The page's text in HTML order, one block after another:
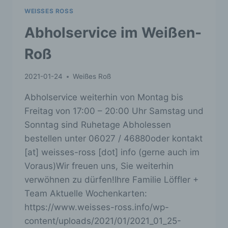
WEISSES ROSS
Abholservice im Weißen-
Roß
2021-01-24 Weißes Roß
Abholservice weiterhin von Montag bis
Freitag von 17:00 – 20:00 Uhr Samstag und
Sonntag sind Ruhetage Abholessen
bestellen unter 06027 / 46880oder kontakt
[at] weisses-ross [dot] info (gerne auch im
Voraus)Wir freuen uns, Sie weiterhin
verwöhnen zu dürfen!Ihre Familie Löffler +
Team Aktuelle Wochenkarten:
https://www.weisses-ross.info/wp-
content/uploads/2021/01/2021_01_25-
j) Dritter
Dritter ist eine natürliche oder juristische
Person, Behörde, Einrichtung oder andere
Stelle außer der betroffenen Person, dem
Verantwortlichen, dem Auftragsverarbeiter und
Verantwortung des Verantwortlichen oder des
personenbezogenen Daten zu verarbeiten.
k) Einwilligung
Einwilligung ist jede von der betroffenen
Person freiwillig für den bestimmten Fall in
informierter Weise und unmissverständlich
abgegebene Willensbekundung in Form einer
Erklärung oder einer sonstigen eindeutigen
bestätigenden Handlung, mit der die betroffene
Person zu verstehen gibt, dass sie mit der
Verarbeitung der sie betreffenden
personenbezogenen Daten einverstanden ist.